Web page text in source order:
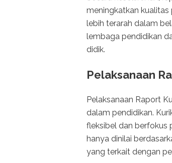
meningkatkan kualitas
lebih terarah dalam
lembaga pendidikan
didik.
Pelaksanaan
Pelaksanaan Raport
dalam pendidikan.
fleksibel dan berfokus
hanya dinilai
yang terkait dengan